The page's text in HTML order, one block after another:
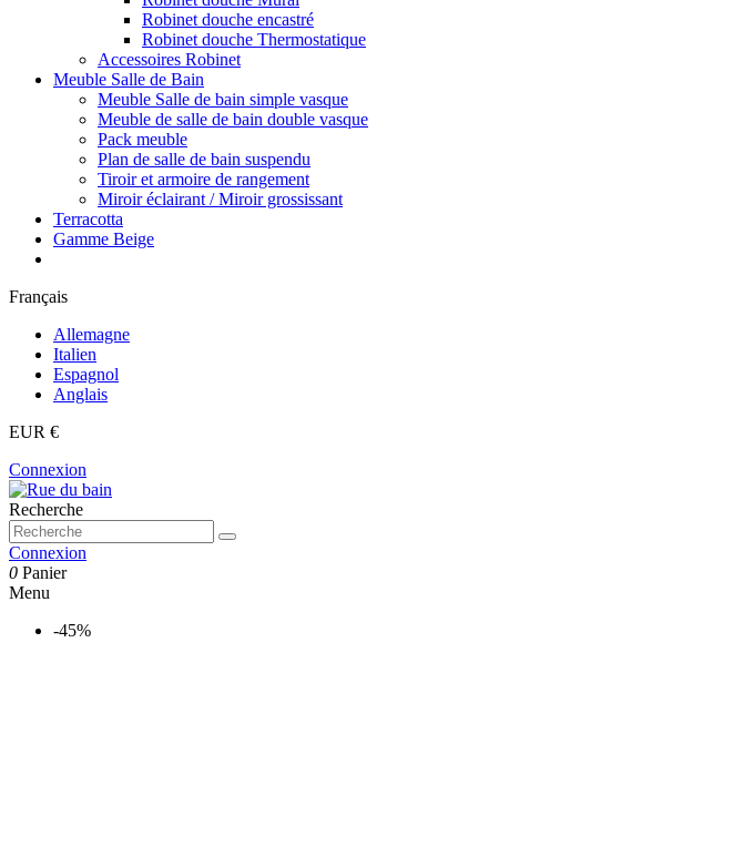
Robinet douche encastré
Robinet douche Thermostatique
Accessoires Robinet
Meuble Salle de Bain
Meuble Salle de bain simple vasque
Meuble de salle de bain double vasque
Pack meuble
Plan de salle de bain suspendu
Tiroir et armoire de rangement
Miroir éclairant / Miroir grossissant
Terracotta
Gamme Beige
Français
Allemagne
Italien
Espagnol
Anglais
EUR €
Connexion
Recherche
Connexion
0 Panier
Menu
-45%